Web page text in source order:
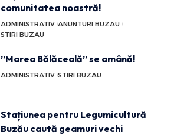
comunitatea noastră!
ADMINISTRATIV ANUNTURI BUZAU
STIRI BUZAU
”Marea Bălăceală” se amână!
ADMINISTRATIV STIRI BUZAU
Stațiunea pentru Legumicultură
Buzău caută geamuri vechi